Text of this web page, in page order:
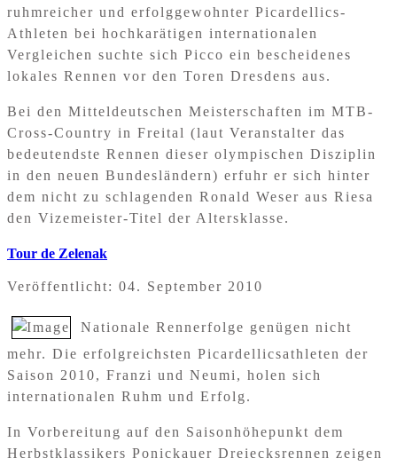
ruhmreicher und erfolggewohnter Picardellics-
Athleten bei hochkarätigen internationalen
Vergleichen suchte sich Picco ein bescheidenes
lokales Rennen vor den Toren Dresdens aus.
Bei den Mitteldeutschen Meisterschaften im MTB-
Cross-Country in Freital (laut Veranstalter das
bedeutendste Rennen dieser olympischen Disziplin
in den neuen Bundesländern) erfuhr er sich hinter
dem nicht zu schlagenden Ronald Weser aus Riesa
den Vizemeister-Titel der Altersklasse.
Tour de Zelenak
Veröffentlicht: 04. September 2010
Nationale Rennerfolge genügen nicht
mehr. Die erfolgreichsten Picardellicsathleten der
Saison 2010, Franzi und Neumi, holen sich
internationalen Ruhm und Erfolg.
In Vorbereitung auf den Saisonhöhepunkt dem
Herbstklassikers Ponickauer Dreiecksrennen zeigen